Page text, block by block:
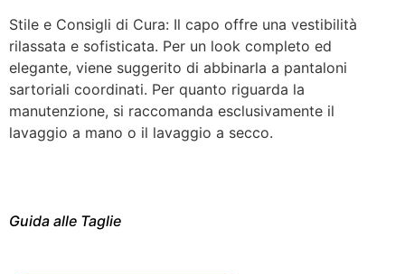
Stile e Consigli di Cura: Il capo offre una vestibilità
rilassata e sofisticata. Per un look completo ed
elegante, viene suggerito di abbinarla a pantaloni
sartoriali coordinati. Per quanto riguarda la
manutenzione, si raccomanda esclusivamente il
lavaggio a mano o il lavaggio a secco.
Guida alle Taglie